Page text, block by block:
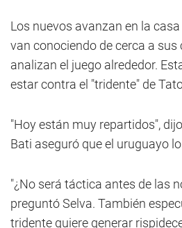
Los nuevos avanzan en la
van conociendo de cerca a
analizan el juego alrededor.
estar contra el "tridente" de
"Hoy están muy repartidos",
Bati aseguró que el uruguayo
"¿No será táctica antes de las
preguntó Selva. También
tridente quiere generar